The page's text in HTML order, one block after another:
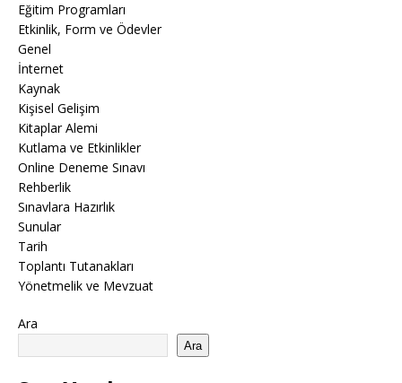
Eğitim Programları
Etkinlik, Form ve Ödevler
Genel
İnternet
Kaynak
Kişisel Gelişim
Kitaplar Alemi
Kutlama ve Etkinlikler
Online Deneme Sınavı
Rehberlik
Sınavlara Hazırlık
Sunular
Tarih
Toplantı Tutanakları
Yönetmelik ve Mevzuat
Ara
Ara